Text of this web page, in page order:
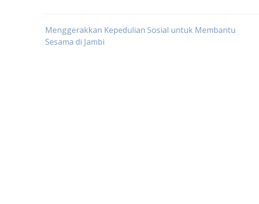
Navigasi
Menggerakkan Kepedulian Sosial untuk Membantu
Sesama di Jambi